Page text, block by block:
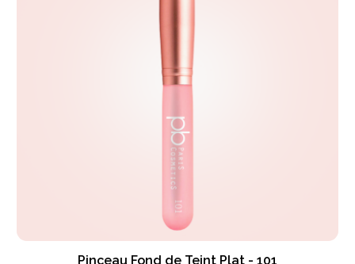
Pinceau Fond de Teint Plat - 101